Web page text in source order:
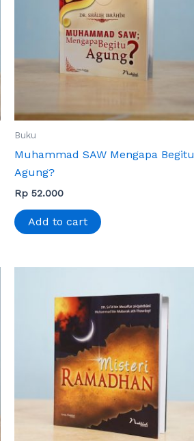
Buku
Muhammad SAW Mengapa Begitu
Agung?
Rp 52.000
Add to cart